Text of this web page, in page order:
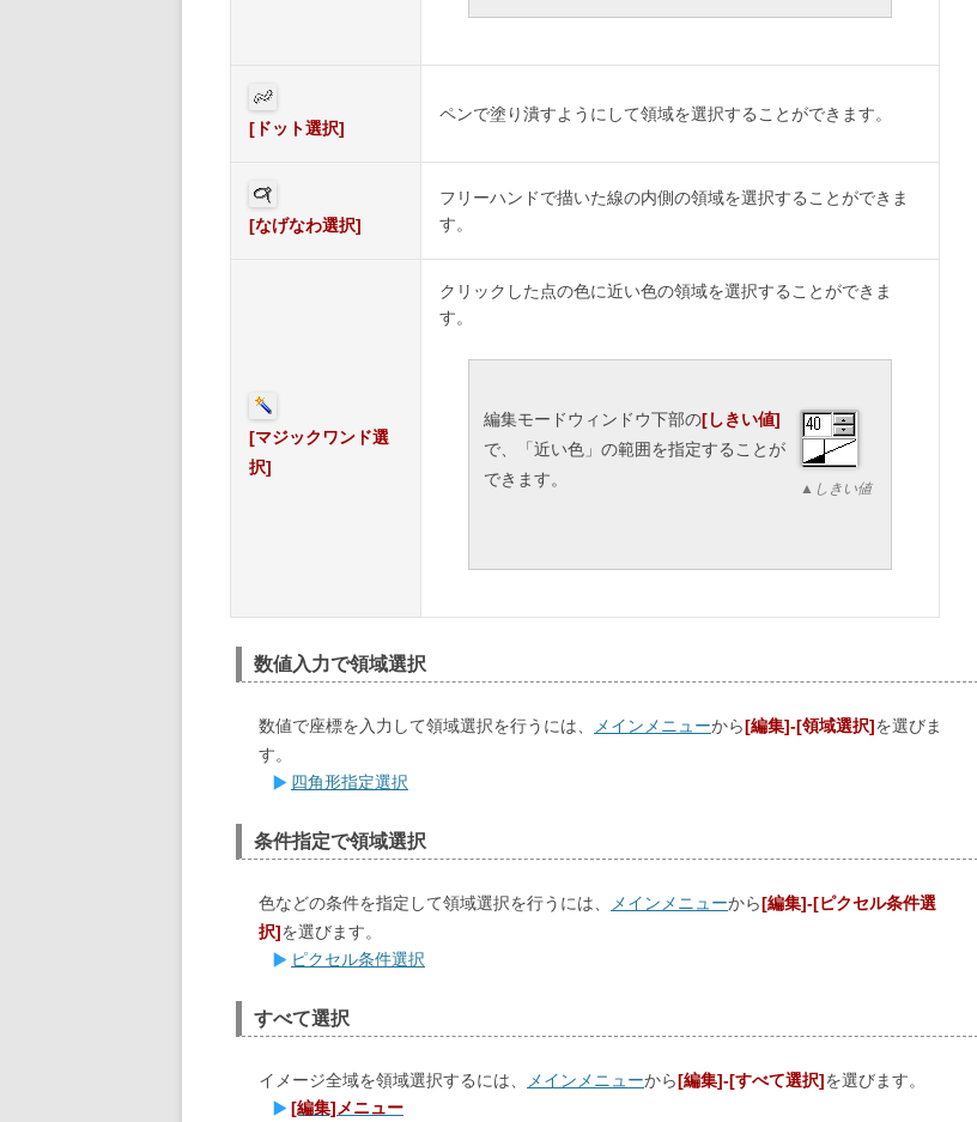
[ドット選択]
ペンで塗り潰すようにして領域を選択することができます。
[なげなわ選択]
フリーハンドで描いた線の内側の領域を選択することができま
す。
[マジックワンド選
択]
クリックした点の色に近い色の領域を選択することができま
す。
▲しきい値
編集モードウィンドウ下部の[しきい値]
で、「近い色」の範囲を指定することが
できます。
数値入力で領域選択
数値で座標を入力して領域選択を行うには、 メインメニューから[編集]-[領域選択]を選びま
す。
四角形指定選択
条件指定で領域選択
色などの条件を指定して領域選択を行うには、 メインメニューから[編集]-[ピクセル条件選
択]を選びます。
ピクセル条件選択
すべて選択
イメージ全域を領域選択するには、 メインメニューから[編集]-[すべて選択]を選びます。
[編集]メニュー